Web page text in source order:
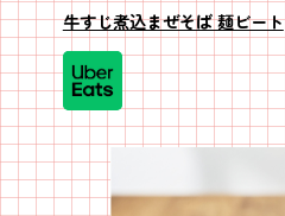
牛すじ煮込まぜそば 麺ビート